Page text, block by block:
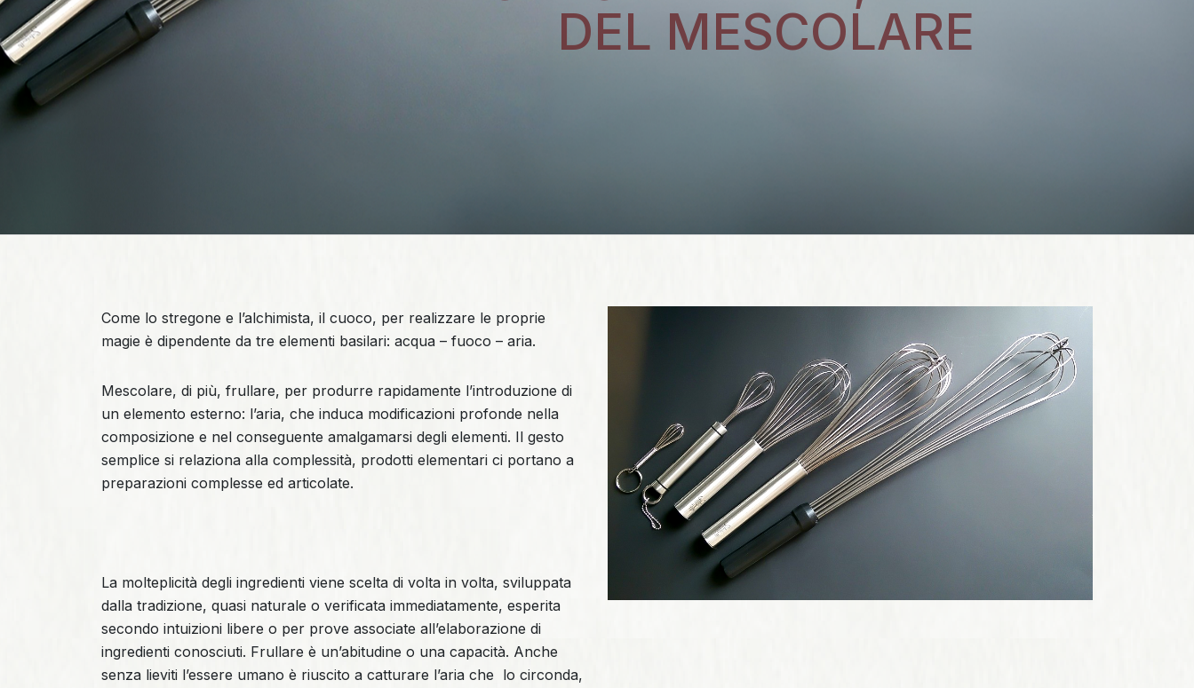
DEL MESCOLARE
Come lo stregone e l’alchimista, il cuoco, per realizzare le proprie
magie è dipendente da tre elementi basilari: acqua – fuoco – aria.
Mescolare, di più, frullare, per produrre rapidamente l’introduzione di
un elemento esterno: l’aria, che induca modificazioni profonde nella
composizione e nel conseguente amalgamarsi degli elementi. Il gesto
semplice si relaziona alla complessità, prodotti elementari ci portano a
preparazioni complesse ed articolate.
La molteplicità degli ingredienti viene scelta di volta in volta, sviluppata
dalla tradizione, quasi naturale o verificata immediatamente, esperita
secondo intuizioni libere o per prove associate all’elaborazione di
ingredienti conosciuti. Frullare è un’abitudine o una capacità. Anche
senza lieviti l’essere umano è riuscito a catturare l’aria che lo circonda,